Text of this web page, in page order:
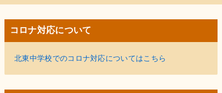
コロナ対応について
北東中学校でのコロナ対応についてはこちら